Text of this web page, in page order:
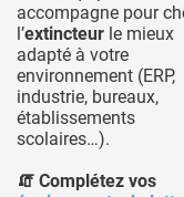
accompagne pour
l’extincteur le mieux
adapté à votre
environnement (ERP,
industrie, bureaux,
établissements
scolaires…).
🧯 Complétez vos